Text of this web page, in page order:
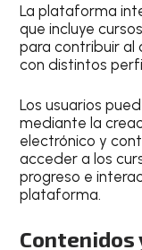
La plataforma
que incluye
para contribuir al
con distintos
Los usuarios
mediante la
electrónico y
acceder a los
progreso e
plataforma.